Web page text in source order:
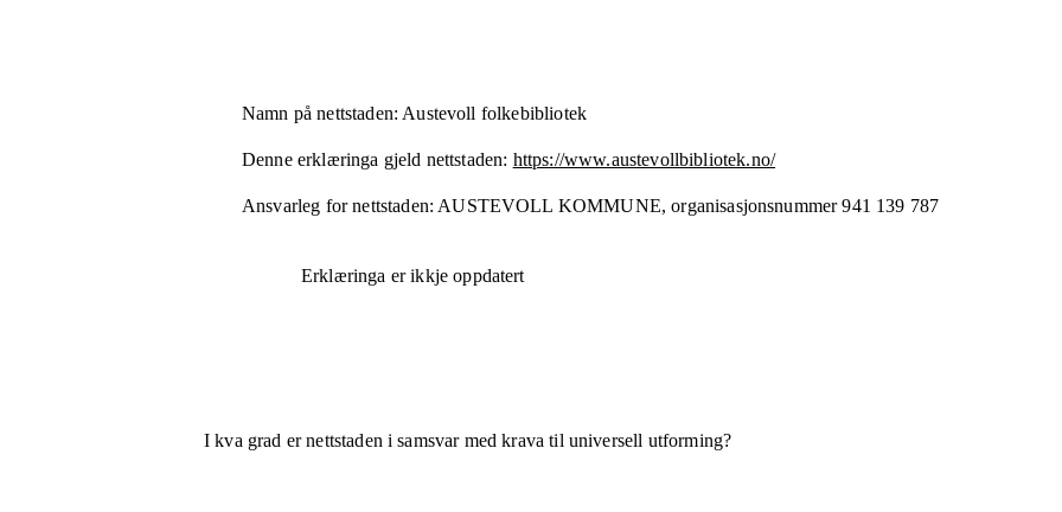
Namn på nettstaden: Austevoll folkebibliotek
Denne erklæringa gjeld nettstaden: https://www.austevollbibliotek.no/
Ansvarleg for nettstaden: AUSTEVOLL KOMMUNE,organisasjonsnummer 941 139 787
Erklæringa er ikkje oppdatert
I kva grad er nettstaden i samsvar med krava til universell utforming?